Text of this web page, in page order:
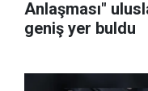
Anlaşması"
geniş yer buldu